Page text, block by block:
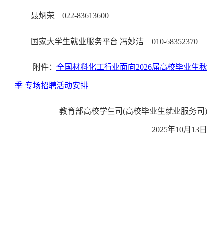
聂炳荣 022-83613600
国家大学生就业服务平台 冯妙洁 010-68352370
附件： 全国材料化工行业面向2026届高校毕业生秋
季 专场招聘活动安排
教育部高校学生司(高校毕业生就业服务司)
2025年10月13日